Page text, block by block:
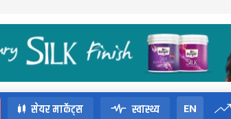
सेयर मार्केट्स स्वास्थ्य EN